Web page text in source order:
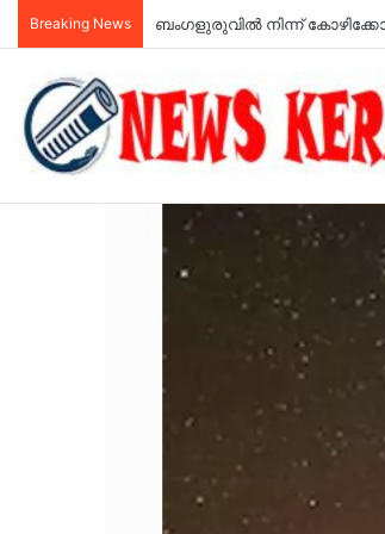
Breaking News